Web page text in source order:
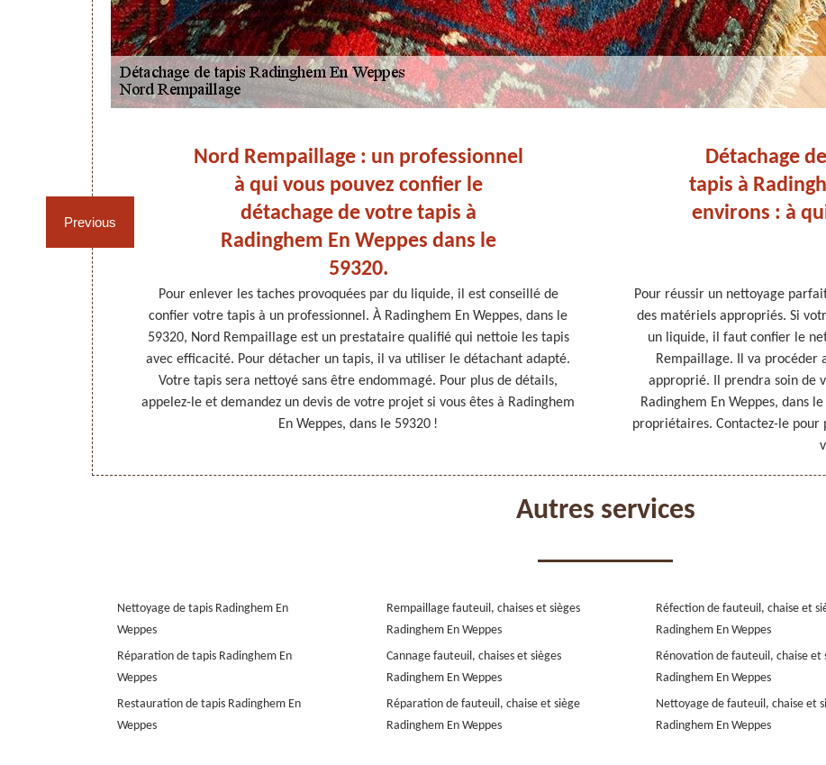
Previous
Nord Rempaillage : un professionnel
à qui vous pouvez confier le
détachage de votre tapis à
Radinghem En Weppes dans le
59320.
Pour enlever les taches provoquées par du liquide, il est conseillé de
confier votre tapis à un professionnel. À Radinghem En Weppes, dans le
59320, Nord Rempaillage est un prestataire qualifié qui nettoie les tapis
avec efficacité. Pour détacher un tapis, il va utiliser le détachant adapté.
Votre tapis sera nettoyé sans être endommagé. Pour plus de détails,
appelez-le et demandez un devis de votre projet si vous êtes à Radinghem
En Weppes, dans le 59320 !
Détachage
tapis à
environs : à
Pour réussir un nettoyage
des matériels appropriés. Si
un liquide, il faut confier le
Rempaillage. Il va procéder
approprié. Il prendra soin de
Radinghem En Weppes, dans
propriétaires. Contactez-le pour
Autres services
Nettoyage de tapis Radinghem En
Weppes
Réparation de tapis Radinghem En
Weppes
Restauration de tapis Radinghem En
Weppes
Rempaillage fauteuil, chaises et sièges
Radinghem En Weppes
Cannage fauteuil, chaises et sièges
Radinghem En Weppes
Réparation de fauteuil, chaise et siège
Radinghem En Weppes
Réfection de fauteuil, chaise et
Radinghem En Weppes
Rénovation de fauteuil, chaise et
Radinghem En Weppes
Nettoyage de fauteuil, chaise et
Radinghem En Weppes